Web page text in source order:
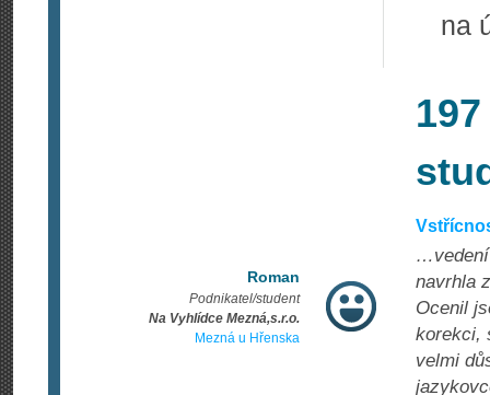
na
Roman
Podnikatel/student
Na Vyhlídce Mezná,s.r.o.
Mezná u Hřenska
…vedení
navrhla
Ocenil
korekci,
velmi